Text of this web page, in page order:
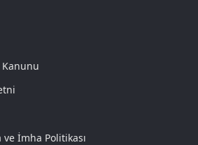
İmha Politikası